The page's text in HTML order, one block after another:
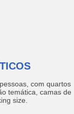
com quartos
temática, camas de
size.